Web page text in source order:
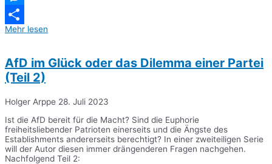
Messenger
Teilen
Mehr lesen
AfD im Glück oder das Dilemma einer Partei
(Teil 2)
Holger Arppe 28. Juli 2023
Ist die AfD bereit für die Macht? Sind die Euphorie
freiheitsliebender Patrioten einerseits und die Ängste des
Establishments andererseits berechtigt? In einer zweiteiligen Serie
will der Autor diesen immer drängenderen Fragen nachgehen.
Nachfolgend Teil 2: